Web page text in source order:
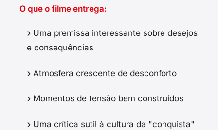
O que o filme entrega:
Uma premissa interessante sobre desejos
e consequências
Atmosfera crescente de desconforto
Momentos de tensão bem construídos
Uma crítica sutil à cultura da "conquista"